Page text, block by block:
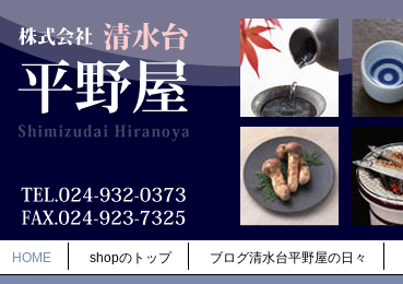
HOME shopのトップ ブログ清水台平野屋の日々